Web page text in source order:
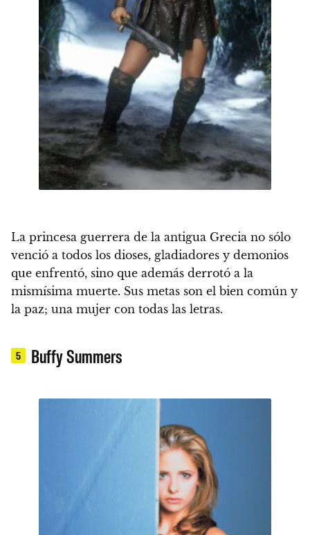
La princesa guerrera de la antigua Grecia no sólo
venció a todos los dioses, gladiadores y demonios
que enfrentó, sino que además derrotó a la
mismísima muerte. Sus metas son el bien común y
la paz; una mujer con todas las letras.
5 Buffy Summers